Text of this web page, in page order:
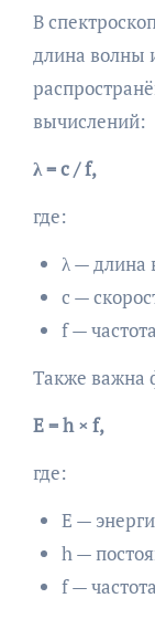
В
длина волны
вычислений:
λ = c / f,
где:
λ — длина
c —
f —
Также важна
E = h × f,
где:
E —
h —
f —